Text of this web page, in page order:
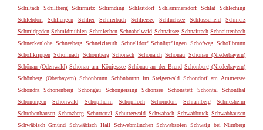
Schiltach
Schiltberg Schirmitz Schirnding Schlaitdorf Schlammersdorf Schlat
Schleching
Schlehdorf
Schliengen Schlier Schlierbach Schliersee Schluchsee Schlüsselfeld
Schmelz
Schmidgaden Schmidmühlen Schmiechen Schnabelwaid Schnaitsee Schnaittach Schnaittenbach
Schneckenlohe Schneeberg Schneizlreuth Schnelldorf Schnürpflingen Schöfweg Schollbrunn
Schöllkrippen Schöllnach Schömberg Schonach Schönaich Schönau Schönau (Niederbayern)
Schönau (Odenwald) Schönau am Königssee Schönau an der Brend Schönberg (Niederbayern)
Schönberg (Oberbayern) Schönbrunn Schönbrunn im Steigerwald Schondorf am Ammersee
Schondra
Schönenberg Schongau Schöngeising Schönsee Schonstett Schöntal
Schönthal
Schonungen
Schönwald Schopfheim Schopfloch Schorndorf Schramberg
Schriesheim
Schrobenhausen Schrozberg Schuttertal Schutterwald Schwabach Schwabbruck Schwabhausen
Schwäbisch Gmünd Schwäbisch Hall Schwabmünchen Schwabsoien Schwaig bei Nürnberg